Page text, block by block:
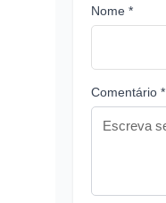
Nome *
Comentário *